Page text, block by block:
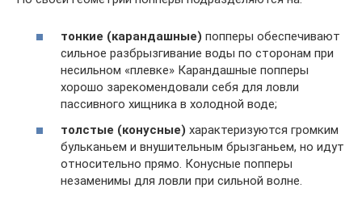
тонкие (карандашные) попперы обеспечивают
сильное разбрызгивание воды по сторонам при
несильном «плевке» Карандашные попперы
хорошо зарекомендовали себя для ловли
пассивного хищника в холодной воде;
толстые (конусные) характеризуются громким
бульканьем и внушительным брызганьем, но идут
относительно прямо. Конусные попперы
незаменимы для ловли при сильной волне.